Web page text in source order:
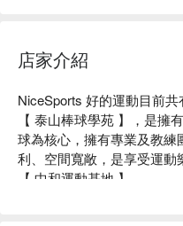
店家介紹
NiceSports 好的運動目前
【 泰山棒球學苑 】，是擁
球為核心，擁有專業及教
利、空間寬敞，是享受運動
【 中和運動基地 】